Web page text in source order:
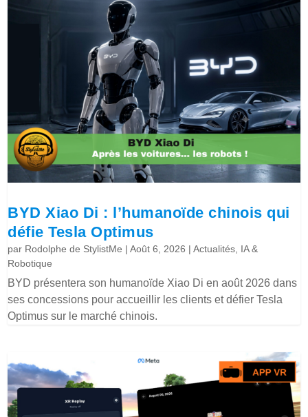
BYD Xiao Di : l’humanoïde chinois qui
défie Tesla Optimus
par Rodolphe de StylistMe |Août 6, 2026 |Actualités IA &
Robotique
BYD présentera son humanoïde Xiao Di en août 2026 dans
ses concessions pour accueillir les clients et défier Tesla
Optimus sur le marché chinois.